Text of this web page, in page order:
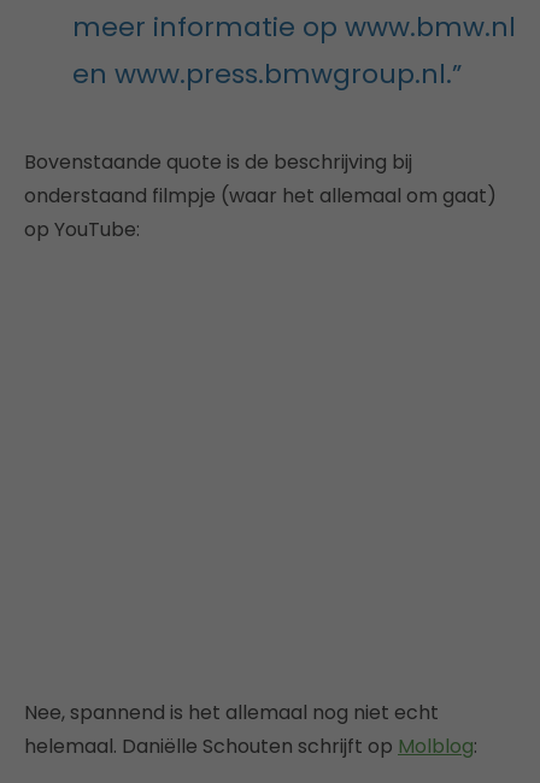
meer informatie op www.bmw.nl
en www.press.bmwgroup.nl.”
Bovenstaande quote is de beschrijving bij
onderstaand filmpje (waar het allemaal om gaat)
op YouTube:
Nee, spannend is het allemaal nog niet echt
helemaal. Daniëlle Schouten schrijft op Molblog: